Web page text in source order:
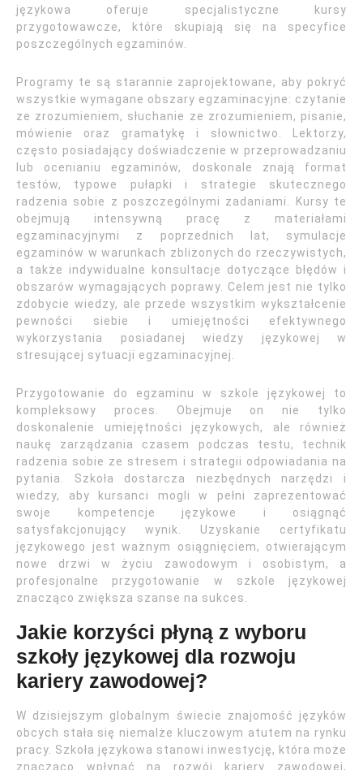
językowa oferuje specjalistyczne kursy
przygotowawcze, które skupiają się na specyfice
poszczególnych egzaminów.
Programy te są starannie zaprojektowane, aby pokryć
wszystkie wymagane obszary egzaminacyjne: czytanie
ze zrozumieniem, słuchanie ze zrozumieniem, pisanie,
mówienie oraz gramatykę i słownictwo. Lektorzy,
często posiadający doświadczenie w przeprowadzaniu
lub ocenianiu egzaminów, doskonale znają format
testów, typowe pułapki i strategie skutecznego
radzenia sobie z poszczególnymi zadaniami. Kursy te
obejmują intensywną pracę z materiałami
egzaminacyjnymi z poprzednich lat, symulacje
egzaminów w warunkach zbliżonych do rzeczywistych,
a także indywidualne konsultacje dotyczące błędów i
obszarów wymagających poprawy. Celem jest nie tylko
zdobycie wiedzy, ale przede wszystkim wykształcenie
pewności siebie i umiejętności efektywnego
wykorzystania posiadanej wiedzy językowej w
stresującej sytuacji egzaminacyjnej.
Przygotowanie do egzaminu w szkole językowej to
kompleksowy proces. Obejmuje on nie tylko
doskonalenie umiejętności językowych, ale również
naukę zarządzania czasem podczas testu, technik
radzenia sobie ze stresem i strategii odpowiadania na
pytania. Szkoła dostarcza niezbędnych narzędzi i
wiedzy, aby kursanci mogli w pełni zaprezentować
swoje kompetencje językowe i osiągnąć
satysfakcjonujący wynik. Uzyskanie certyfikatu
językowego jest ważnym osiągnięciem, otwierającym
nowe drzwi w życiu zawodowym i osobistym, a
profesjonalne przygotowanie w szkole językowej
znacząco zwiększa szanse na sukces.
Jakie korzyści płyną z wyboru
szkoły językowej dla rozwoju
kariery zawodowej?
W dzisiejszym globalnym świecie znajomość języków
obcych stała się niemalże kluczowym atutem na rynku
pracy. Szkoła językowa stanowi inwestycję, która może
znacząco wpłynąć na rozwój kariery zawodowej,